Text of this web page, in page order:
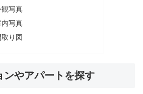
観写真
内写真
取り図
ンやアパートを探す